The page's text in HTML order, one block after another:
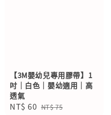
【3M嬰幼兒專用膠帶】1
吋｜白色｜嬰幼適用｜高
透氣
Sale
NT$ 60 Regular
NT$ 75